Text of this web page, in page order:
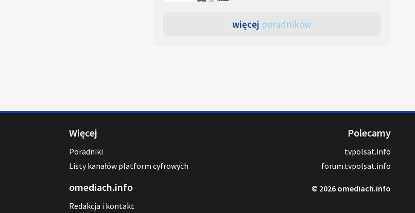
więcej poradników
Więcej
Poradniki
Listy kanałów platform cyfrowych
omediach.info
Redakcja i kontakt
Polecamy
tvpolsat.info
forum.tvpolsat.info
© 2026 omediach.info